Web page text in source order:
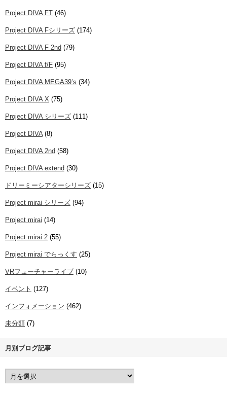
Project DIVA FT (46)
Project DIVA Fシリーズ (174)
Project DIVA F 2nd (79)
Project DIVA f/F (95)
Project DIVA MEGA39’s (34)
Project DIVA X (75)
Project DIVA シリーズ (111)
Project DIVA (8)
Project DIVA 2nd (58)
Project DIVA extend (30)
ドリーミーシアターシリーズ (15)
Project mirai シリーズ (94)
Project mirai (14)
Project mirai 2 (55)
Project mirai でらっくす (25)
VRフューチャーライブ (10)
イベント (127)
インフォメーション (462)
未分類 (7)
月別ブログ記事